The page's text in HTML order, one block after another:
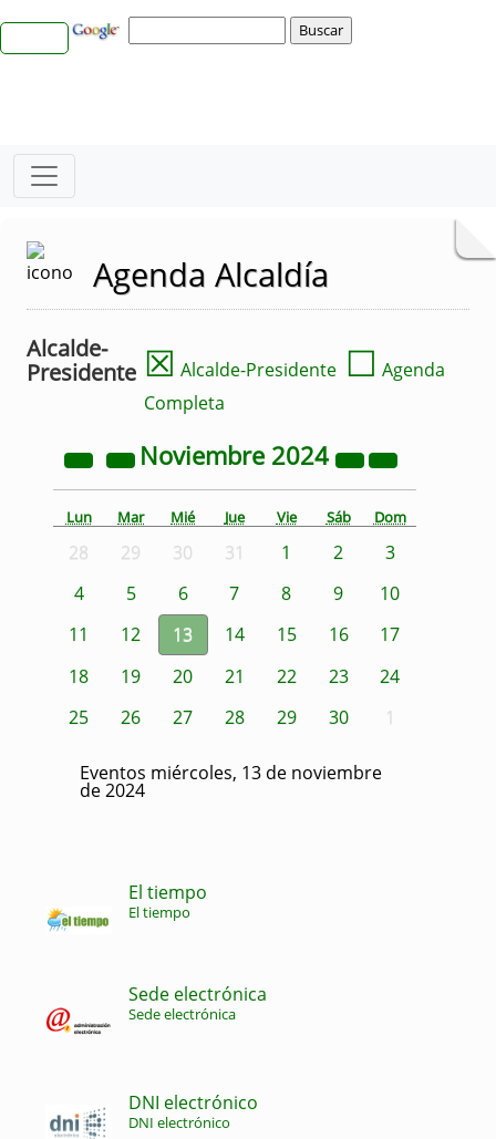
Agenda Alcaldía
Alcalde-
Presidente ☒ Alcalde-Presidente ☐ Agenda
Completa
Noviembre 2024
Lun Mar Mié Jue Vie Sáb Dom
28 29 30 31 1 2
3
4
5 6 7 8 9
10
11
12 13 14 15 16
17
18
19 20 21 22 23
24
25
26 27 28 29 30 1
Eventos miércoles, 13 de noviembre
de 2024
El tiempo
El tiempo
Sede electrónica
Sede electrónica
DNI electrónico
DNI electrónico